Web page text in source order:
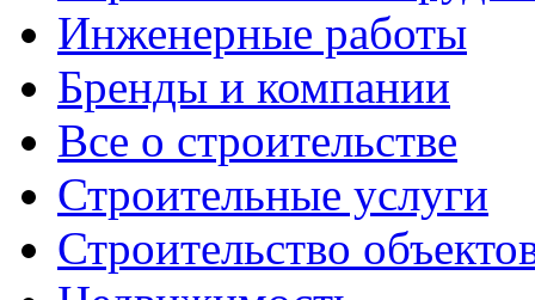
Инженерные работы
Бренды и компании
Все о строительстве
Строительные услуги
Строительство